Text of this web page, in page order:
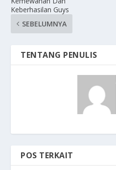
Keberhasilan Guys
SEBELUMNYA
TENTANG PENULIS
POS TERKAIT